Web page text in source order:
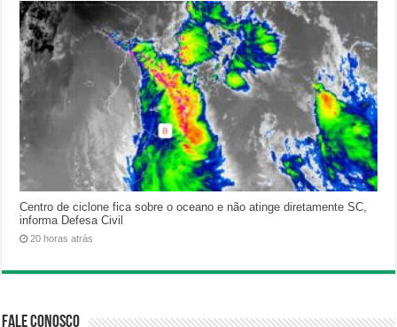
Centro de ciclone fica sobre o oceano e não atinge diretamente SC,
informa Defesa Civil
20 horas atrás
Fale Conosco